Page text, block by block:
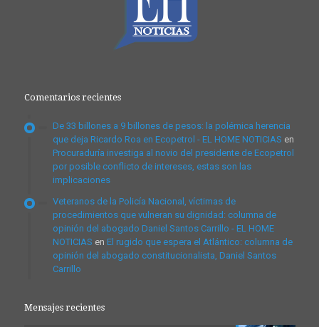
Comentarios recientes
De 33 billones a 9 billones de pesos: la polémica herencia
que deja Ricardo Roa en Ecopetrol - EL HOME NOTICIAS en
Procuraduría investiga al novio del presidente de Ecopetrol
por posible conflicto de intereses, estas son las
implicaciones
Veteranos de la Policía Nacional, víctimas de
procedimientos que vulneran su dignidad: columna de
opinión del abogado Daniel Santos Carrillo - EL HOME
NOTICIAS en El rugido que espera el Atlántico: columna de
opinión del abogado constitucionalista, Daniel Santos
Carrillo
Mensajes recientes